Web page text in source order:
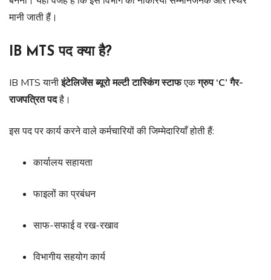
मानी जाती हैं।
IB MTS पद क्या है?
IB MTS यानीइंटेलिजेंस ब्यूरो मल्टी टास्किंग स्टाफएकग्रुप ‘C’ गैर-
राजपत्रित पदहै।
इस पद पर कार्य करने वाले कर्मचारियों की जिम्मेदारियाँ होती हैं:
कार्यालय सहायता
फाइलों का प्रबंधन
साफ-सफाई व रख-रखाव
विभागीय सहयोग कार्य